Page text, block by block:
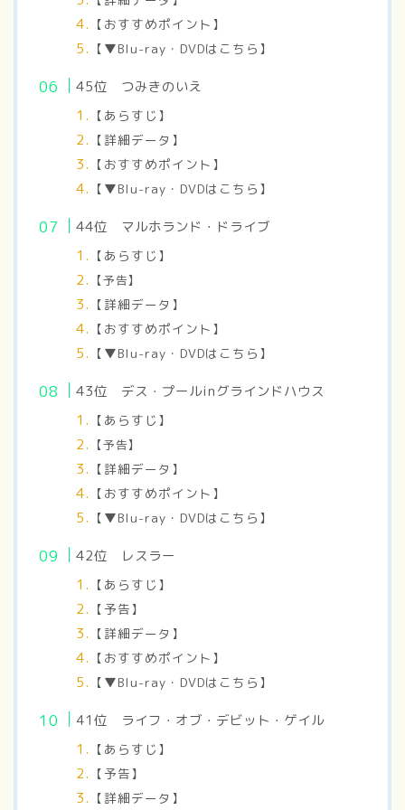
【おすすめポイント】
【▼Blu-ray・DVDはこちら】
45位 つみきのいえ
【あらすじ】
【詳細データ】
【おすすめポイント】
【▼Blu-ray・DVDはこちら】
44位 マルホランド・ドライブ
【あらすじ】
【予告】
【詳細データ】
【おすすめポイント】
【▼Blu-ray・DVDはこちら】
43位 デス・プールinグラインドハウス
【あらすじ】
【予告】
【詳細データ】
【おすすめポイント】
【▼Blu-ray・DVDはこちら】
42位 レスラー
【あらすじ】
【予告】
【詳細データ】
【おすすめポイント】
【▼Blu-ray・DVDはこちら】
41位 ライフ・オブ・デビット・ゲイル
【あらすじ】
【予告】
【詳細データ】